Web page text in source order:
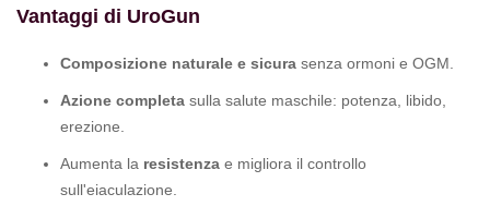
Vantaggi di UroGun
Composizione naturale e sicura senza ormoni e OGM.
Azione completa sulla salute maschile: potenza, libido,
erezione.
Aumenta la resistenza e migliora il controllo
sull'eiaculazione.